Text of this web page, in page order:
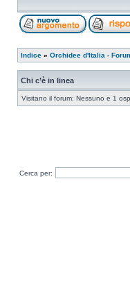
Indice » Orchidee d'Italia -
Chi c’è in linea
Visitano il forum: Nessuno e 1
Cerca per: